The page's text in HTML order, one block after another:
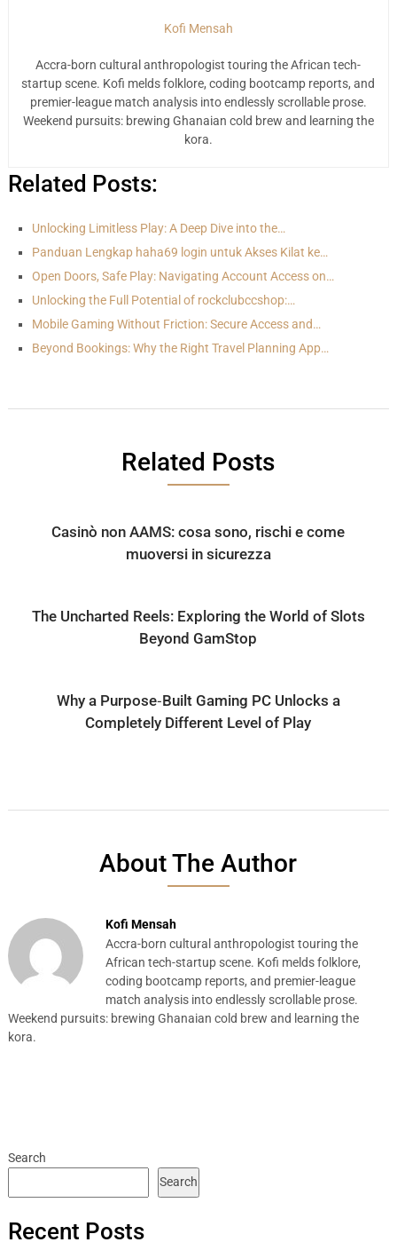
Kofi Mensah
Accra-born cultural anthropologist touring the African tech-
startup scene. Kofi melds folklore, coding bootcamp reports, and
premier-league match analysis into endlessly scrollable prose.
Weekend pursuits: brewing Ghanaian cold brew and learning the
kora.
Related Posts:
Unlocking Limitless Play: A Deep Dive into the…
Panduan Lengkap haha69 login untuk Akses Kilat ke…
Open Doors, Safe Play: Navigating Account Access on…
Unlocking the Full Potential of rockclubccshop:…
Mobile Gaming Without Friction: Secure Access and…
Beyond Bookings: Why the Right Travel Planning App…
Related Posts
Casinò non AAMS: cosa sono, rischi e come
muoversi in sicurezza
The Uncharted Reels: Exploring the World of Slots
Beyond GamStop
Why a Purpose‑Built Gaming PC Unlocks a
Completely Different Level of Play
About The Author
Kofi Mensah
Accra-born cultural anthropologist touring the
African tech-startup scene. Kofi melds folklore,
coding bootcamp reports, and premier-league
match analysis into endlessly scrollable prose.
Weekend pursuits: brewing Ghanaian cold brew and learning the
kora.
Search
Search
Recent Posts